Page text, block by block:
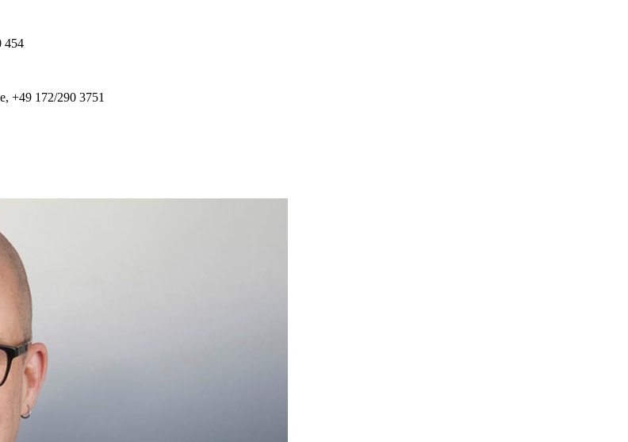
454
+49 172/290 3751